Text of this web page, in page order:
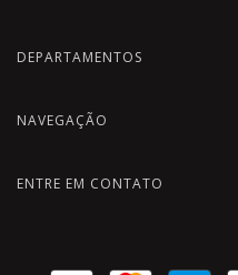
DEPARTAMENTOS
NAVEGAÇÃO
ENTRE EM CONTATO